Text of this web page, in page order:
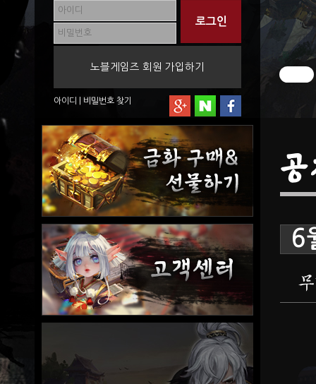
노블게임즈 회원 가입하기
아이디 비밀번호 찾기
6